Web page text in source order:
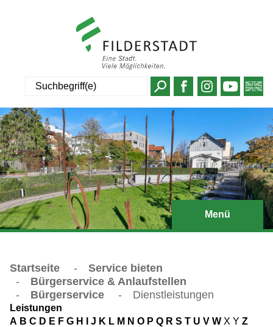
Menü
Startseite -
Service bieten
-
Bürgerservice & Anlaufstellen
-
Bürgerservice - Dienstleistungen
Leistungen
A B C D E F G H J K L M N O P Q R S T U V W X Y Z